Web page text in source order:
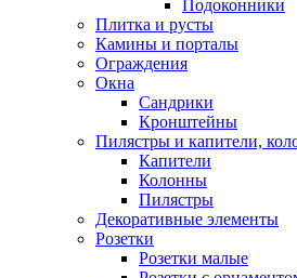
Подоконники
Плитка и русты
Камины и порталы
Ограждения
Окна
Сандрики
Кронштейны
Пилястры и капители,
Капители
Колонны
Пилястры
Декоративные элементы
Розетки
Розетки малые